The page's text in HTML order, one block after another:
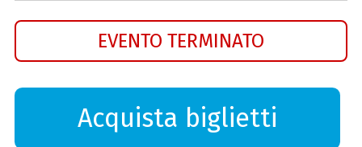
EVENTO TERMINATO
Acquista biglietti